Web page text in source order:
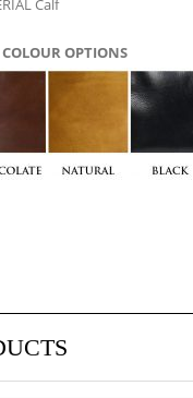
Calf
COLOUR OPTIONS